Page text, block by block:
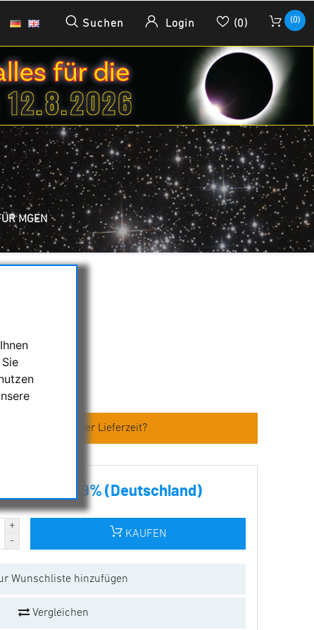
Suchen Login (0) (0)
MGEN
1
zum Artikel oder Lieferzeit?
inkl. MwSt. 19% (Deutschland)
KAUFEN
Wunschliste hinzufügen
Vergleichen